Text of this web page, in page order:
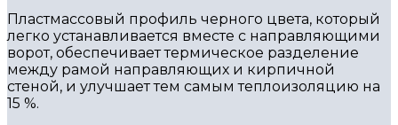
Пластмассовый профиль черного цвета, который
легко устанавливается вместе с направляющими
ворот, обеспечивает термическое разделение
между рамой направляющих и кирпичной
стеной, и улучшает тем самым теплоизоляцию на
15 %.